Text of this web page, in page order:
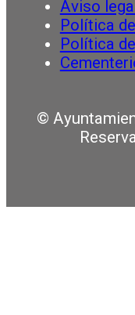
Aviso
Política
Política
©